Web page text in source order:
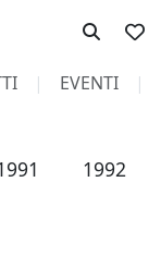
EVENTI
1992